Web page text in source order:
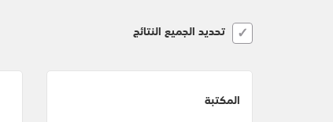
تحديد الجميع النتائج
المكتبة